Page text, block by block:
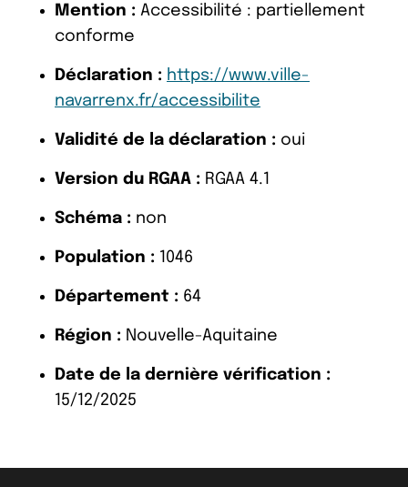
Mention : Accessibilité : partiellement
conforme
Déclaration : https://www.ville-
navarrenx.fr/accessibilite
Validité de la déclaration : oui
Version du RGAA : RGAA 4.1
Schéma : non
Population : 1046
Département : 64
Région : Nouvelle-Aquitaine
Date de la dernière vérification :
15/12/2025